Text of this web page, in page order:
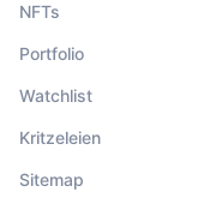
NFTs
Portfolio
Watchlist
Kritzeleien
Sitemap